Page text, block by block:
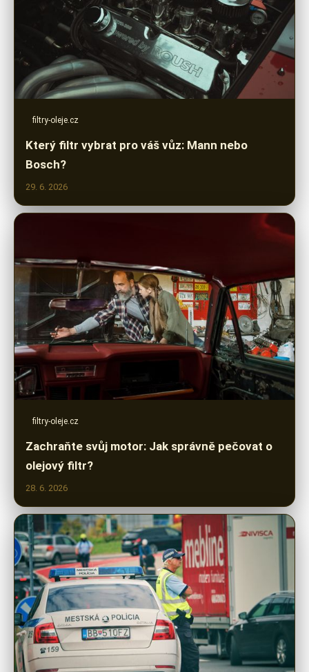
filtry-oleje.cz
Který filtr vybrat pro váš vůz: Mann nebo
Bosch?
29. 6. 2026
filtry-oleje.cz
Zachraňte svůj motor: Jak správně pečovat o
olejový filtr?
28. 6. 2026